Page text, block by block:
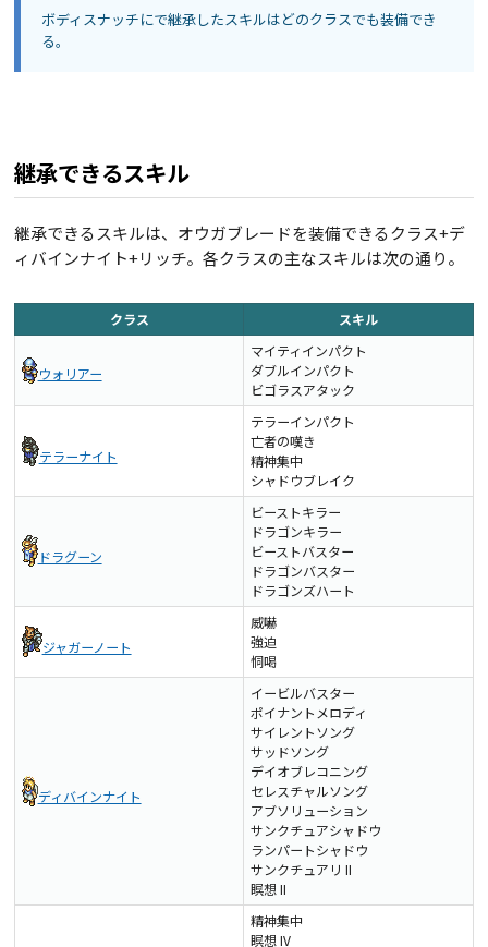
ボディスナッチにで継承したスキルはどのクラスでも装備でき
る。
継承できるスキル
継承できるスキルは、オウガブレードを装備できるクラス+デ
ィバインナイト+リッチ。各クラスの主なスキルは次の通り。
クラス スキル
ウォリアー
マイティインパクト
ダブルインパクト
ビゴラスアタック
テラーナイト
テラーインパクト
亡者の嘆き
精神集中
シャドウブレイク
ドラグーン
ビーストキラー
ドラゴンキラー
ビーストバスター
ドラゴンバスター
ドラゴンズハート
ジャガーノート
威嚇
強迫
恫喝
ディバインナイト
イービルバスター
ポイナントメロディ
サイレントソング
サッドソング
デイオブレコニング
セレスチャルソング
アブソリューション
サンクチュアシャドウ
ランパートシャドウ
サンクチュアリ II
瞑想 II
精神集中
瞑想 IV